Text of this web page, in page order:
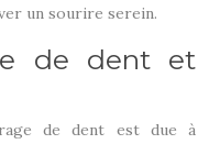
un sourire serein.
de dent et
de dent est due à